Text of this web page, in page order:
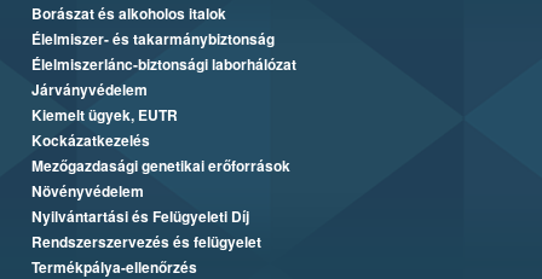
Borászat és alkoholos italok
Élelmiszer- és takarmánybiztonság
Élelmiszerlánc-biztonsági laborhálózat
Járványvédelem
Kiemelt ügyek, EUTR
Kockázatkezelés
Mezőgazdasági genetikai erőforrások
Növényvédelem
Nyilvántartási és Felügyeleti Díj
Rendszerszervezés és felügyelet
Termékpálya-ellenőrzés